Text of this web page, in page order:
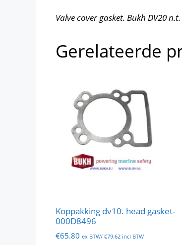
Valve cover gasket. Bukh DV20 n.t.
Gerelateerde
Koppakking dv10. head gasket-
000D8496
€65.80 ex BTW/ €79.62 incl BTW